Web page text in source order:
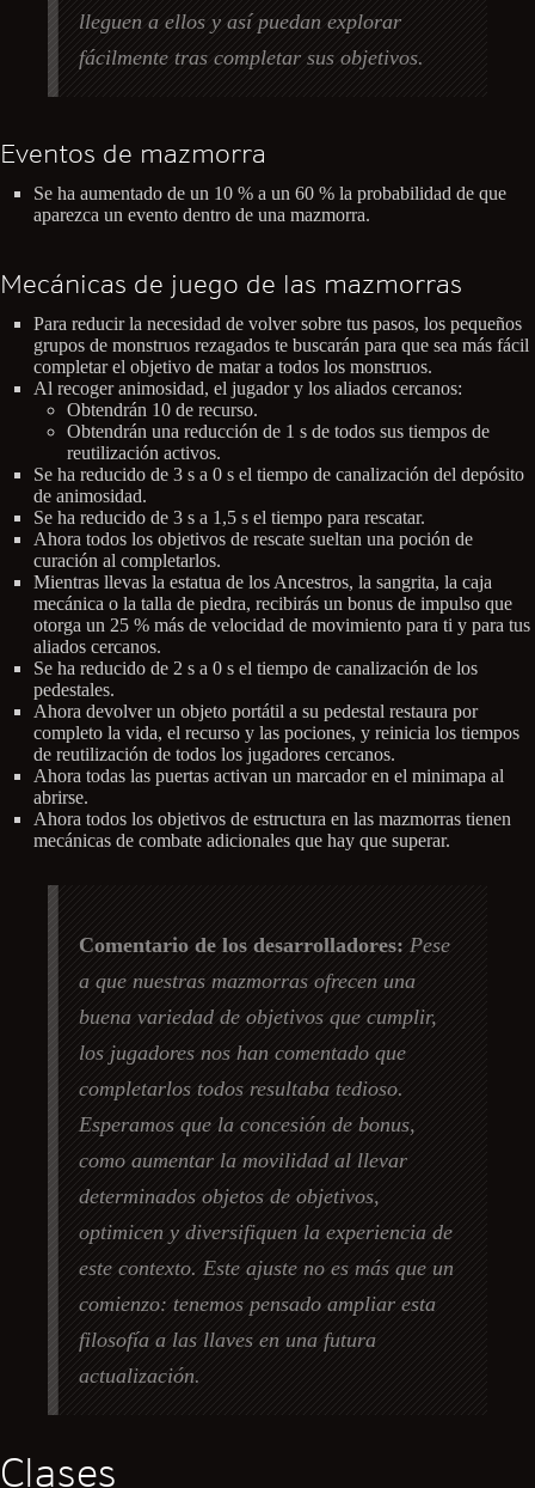
lleguen a ellos y así puedan explorar
fácilmente tras completar sus objetivos.
Eventos de mazmorra
Se ha aumentado de un 10 % a un 60 % la probabilidad de que
aparezca un evento dentro de una mazmorra.
Mecánicas de juego de las mazmorras
Para reducir la necesidad de volver sobre tus pasos, los pequeños
grupos de monstruos rezagados te buscarán para que sea más fácil
completar el objetivo de matar a todos los monstruos.
Al recoger animosidad, el jugador y los aliados cercanos:
Obtendrán 10 de recurso.
Obtendrán una reducción de 1 s de todos sus tiempos de
reutilización activos.
Se ha reducido de 3 s a 0 s el tiempo de canalización del depósito
de animosidad.
Se ha reducido de 3 s a 1,5 s el tiempo para rescatar.
Ahora todos los objetivos de rescate sueltan una poción de
curación al completarlos.
Mientras llevas la estatua de los Ancestros, la sangrita, la caja
mecánica o la talla de piedra, recibirás un bonus de impulso que
otorga un 25 % más de velocidad de movimiento para ti y para tus
aliados cercanos.
Se ha reducido de 2 s a 0 s el tiempo de canalización de los
pedestales.
Ahora devolver un objeto portátil a su pedestal restaura por
completo la vida, el recurso y las pociones, y reinicia los tiempos
de reutilización de todos los jugadores cercanos.
Ahora todas las puertas activan un marcador en el minimapa al
abrirse.
Ahora todos los objetivos de estructura en las mazmorras tienen
mecánicas de combate adicionales que hay que superar.
Comentario de los desarrolladores:Pese
a que nuestras mazmorras ofrecen una
buena variedad de objetivos que cumplir,
los jugadores nos han comentado que
completarlos todos resultaba tedioso.
Esperamos que la concesión de bonus,
como aumentar la movilidad al llevar
determinados objetos de objetivos,
optimicen y diversifiquen la experiencia de
este contexto. Este ajuste no es más que un
comienzo: tenemos pensado ampliar esta
filosofía a las llaves en una futura
actualización.
Clases